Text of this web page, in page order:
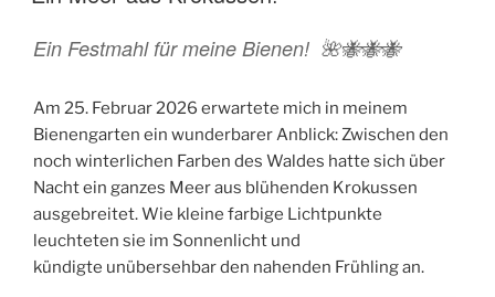
Ein Festmahl für meine Bienen! 🌺🐝🐝🐝
Am 25. Februar 2026 erwartete mich in meinem
Bienengarten ein wunderbarer Anblick: Zwischen den
noch winterlichen Farben des Waldes hatte sich über
Nacht ein ganzes Meer aus blühenden Krokussen
ausgebreitet. Wie kleine farbige Lichtpunkte
leuchteten sie im Sonnenlicht und
kündigte unübersehbar den nahenden Frühling an.